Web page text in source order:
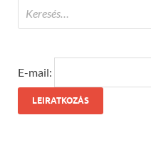
E-mail: